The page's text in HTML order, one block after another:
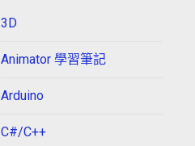
3D
Animator 學習筆記
Arduino
C#/C++